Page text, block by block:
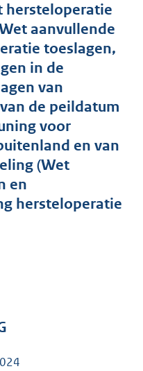
s
g
r
o
t
t
e
:
8
2
b
hersteloperatie
aanvullende
toeslagen,
in de
van
de peildatum
voor
en van
(Wet
en
hersteloperatie